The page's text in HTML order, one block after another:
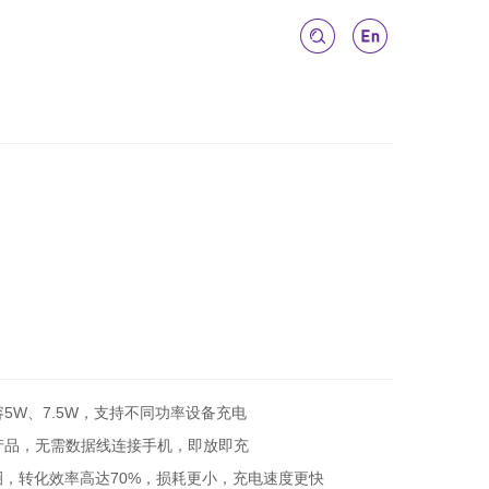
、7.5W，支持不同功率设备充电
，无需数据线连接手机，即放即充
转化效率高达70%，损耗更小，充电速度更快